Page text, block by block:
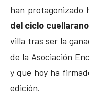
han protagonizado
del ciclo
villa tras ser la
de la Asociación
y que hoy ha
edición.